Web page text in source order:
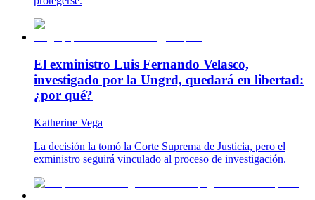
El exministro Luis Fernando Velasco,
investigado por la Ungrd, quedará en libertad:
¿por qué?
Katherine Vega
La decisión la tomó la Corte Suprema de Justicia, pero el
exministro seguirá vinculado al proceso de investigación.